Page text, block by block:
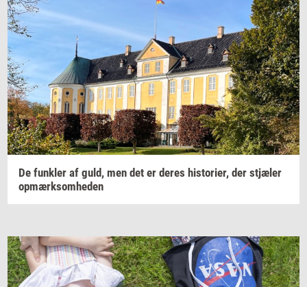
De funk­ler af guld, men det er deres hi­sto­ri­er, der stjæ­ler
op­mærk­som­he­den